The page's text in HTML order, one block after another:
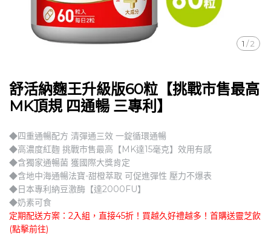
1 /2
舒活納麴王升級版60粒【挑戰市售最高
MK頂規 四通暢 三專利】
◆四重通暢配方 清彈通三效 一錠循環通暢
◆高濃度紅麴 挑戰市售最高【MK達15毫克】效用有感
◆含獨家通暢菌 獲國際大獎肯定
◆含地中海通暢法寶-甜橙萃取 可促進彈性 壓力不爆表
◆日本專利納豆激酶【達2000FU】
◆奶素可食
定期配送方案：2入組，直接45折！買越久好禮越多！首購送靈芝飲
(點擊前往)